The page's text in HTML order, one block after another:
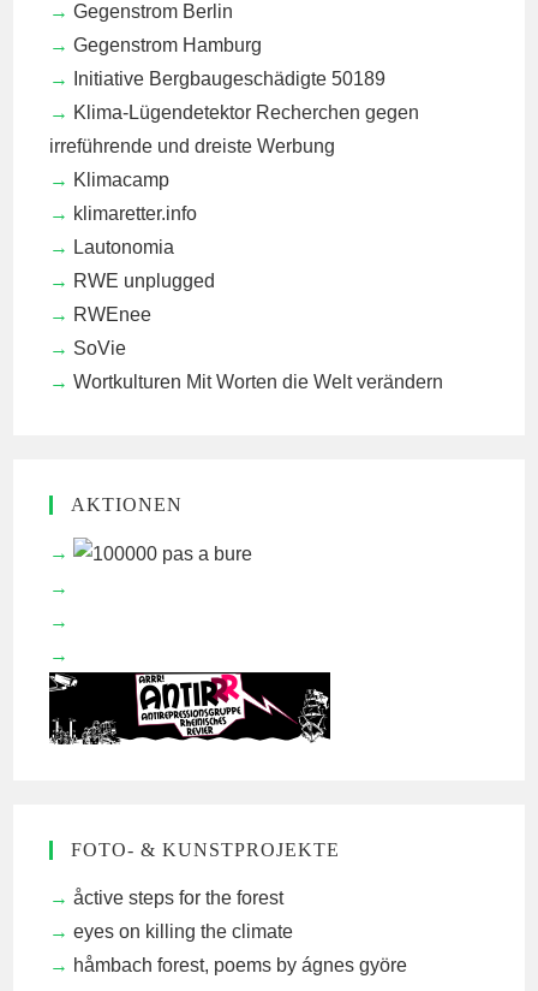
Gegenstrom Berlin
Gegenstrom Hamburg
Initiative Bergbaugeschädigte 50189
Klima-Lügendetektor Recherchen gegen
irreführende und dreiste Werbung
Klimacamp
klimaretter.info
Lautonomia
RWE unplugged
RWEnee
SoVie
Wortkulturen Mit Worten die Welt verändern
AKTIONEN
FOTO- & KUNSTPROJEKTE
åctive steps for the forest
eyes on killing the climate
håmbach forest, poems by ágnes györe